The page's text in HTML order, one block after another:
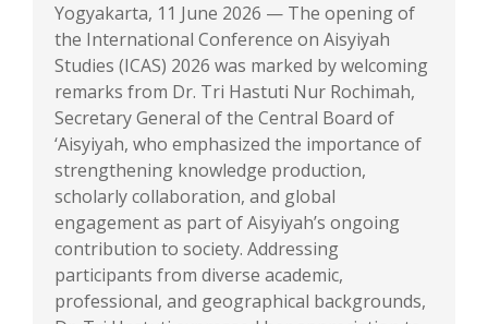
Yogyakarta, 11 June 2026 — The opening of
the International Conference on Aisyiyah
Studies (ICAS) 2026 was marked by welcoming
remarks from Dr. Tri Hastuti Nur Rochimah,
Secretary General of the Central Board of
‘Aisyiyah, who emphasized the importance of
strengthening knowledge production,
scholarly collaboration, and global
engagement as part of Aisyiyah’s ongoing
contribution to society. Addressing
participants from diverse academic,
professional, and geographical backgrounds,